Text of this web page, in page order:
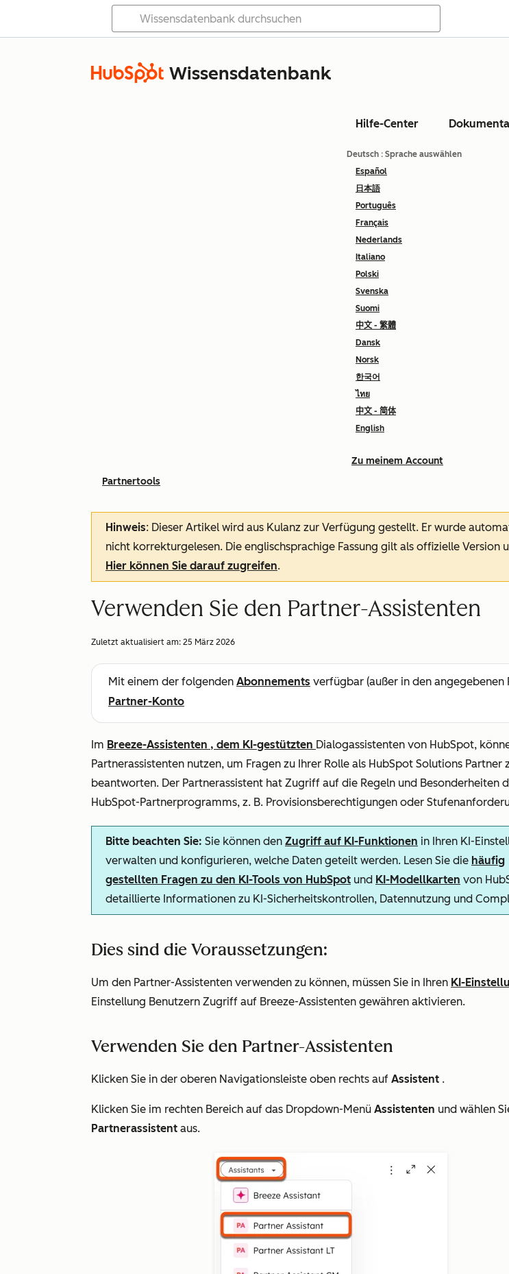
Wissensdatenbank
Hilfe-Center
Deutsch : Sprache auswählen
Español
日本語
Português
Français
Nederlands
Italiano
Polski
Svenska
Suomi
中文 - 繁體
Dansk
Norsk
한국어
ไทย
中文 - 简体
English
Zu meinem Account
Partnertools
Hinweis: Dieser Artikel wird aus Kulanz zur Verfügung gestellt. Er wurde
nicht korrekturgelesen. Die englischsprachige Fassung gilt als offizielle
Hier können Sie darauf zugreifen.
Verwenden Sie den Partner-Assistenten
Zuletzt aktualisiert am: 25 März 2026
Mit einem der folgenden Abonnements verfügbar (außer in den angegebenen
Partner-Konto
Im Breeze-Assistenten , dem KI-gestützten Dialogassistenten von HubSpot,
Partnerassistenten nutzen, um Fragen zu Ihrer Rolle als HubSpot Solutions Partner
beantworten. Der Partnerassistent hat Zugriff auf die Regeln und Besonderheiten
HubSpot-Partnerprogramms, z. B. Provisionsberechtigungen oder
Bitte beachten Sie: Sie können den Zugriff auf KI-Funktionen in Ihren KI-
verwalten und konfigurieren, welche Daten geteilt werden. Lesen Sie die häufig
gestellten Fragen zu den KI-Tools von HubSpot und KI-Modellkarten von
detaillierte Informationen zu KI-Sicherheitskontrollen, Datennutzung und
Dies sind die Voraussetzungen:
Um den Partner-Assistenten verwenden zu können, müssen Sie in Ihren KI-
Einstellung Benutzern Zugriff auf Breeze-Assistenten gewähren aktivieren.
Verwenden Sie den Partner-Assistenten
Klicken Sie in der oberen Navigationsleiste oben rechts auf Assistent .
Klicken Sie im rechten Bereich auf das Dropdown-Menü Assistenten und wählen
Partnerassistent aus.